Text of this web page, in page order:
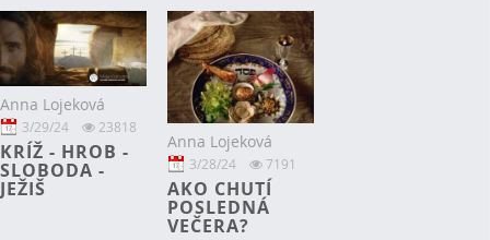
Anna Lojeková
3/29/24 23818
KRÍŽ - HROB -
SLOBODA -
JEŽIŠ
Anna Lojeková
3/28/24 7191
AKO CHUTÍ
POSLEDNÁ
VEČERA?